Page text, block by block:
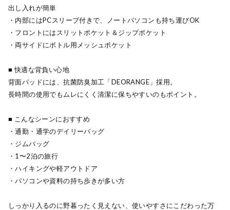
出し入れが簡単
・内部にはPCスリーブ付きで、ノートパソコンも持ち運びOK
・フロントにはスリットポケット＆ジップポケット
・両サイドにボトル用メッシュポケット
■ 快適な背負い心地
背面パッドには、抗菌防臭加工「DEORANGE」採用。
長時間の使用でもムレにくく清潔に保ちやすいのもポイント。
■ こんなシーンにおすすめ
・通勤・通学のデイリーバッグ
・ジムバッグ
・1〜2泊の旅行
・ハイキングや軽アウトドア
・パソコンや資料の持ち歩きが多い方
しっかり入るのに野暮ったく見えない、使いやすさにこだわった万